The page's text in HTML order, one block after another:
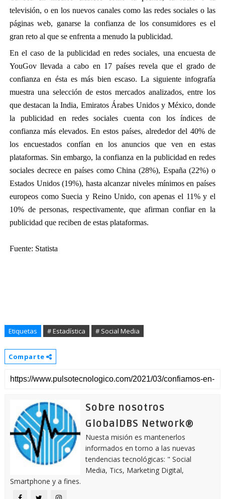
televisión, o en los nuevos canales como las redes sociales o las
páginas web, ganarse la confianza de los consumidores es el
gran reto al que se enfrenta a menudo la publicidad.
En el caso de la publicidad en redes sociales, una encuesta de
YouGov llevada a cabo en 17 países revela que el grado de
confianza en ésta es más bien escaso. La siguiente infografía
muestra una selección de estos mercados analizados, entre los
que destacan la India, Emiratos Árabes Unidos y México, donde
la publicidad en redes sociales cuenta con los índices de
confianza más elevados. En estos países, alrededor del 40% de
los encuestados confían en los anuncios que ven en estas
plataformas. Sin embargo, la confianza en la publicidad en redes
sociales decrece en países como China (28%), España (22%) o
Estados Unidos (19%), hasta alcanzar niveles mínimos en países
europeos como Suecia y Reino Unido, con apenas el 11% y el
10% de personas, respectivamente, que afirman confiar en la
publicidad que reciben de estas plataformas.
Fuente: Statista
Etiquetas # Estadística # Social Media
Comparte
Sobre nosotros
GlobalDBS Network®
Nuesta misión es mantenerlos
informados en torno a las nuevas
tendencias tecnológicas: " Social
Media, Tics, Marketing Digital,
Smartphone y a fines.